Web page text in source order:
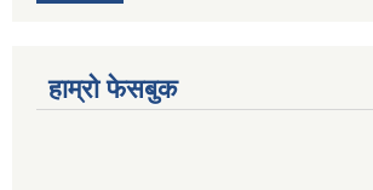
हाम्रो फेसबुक